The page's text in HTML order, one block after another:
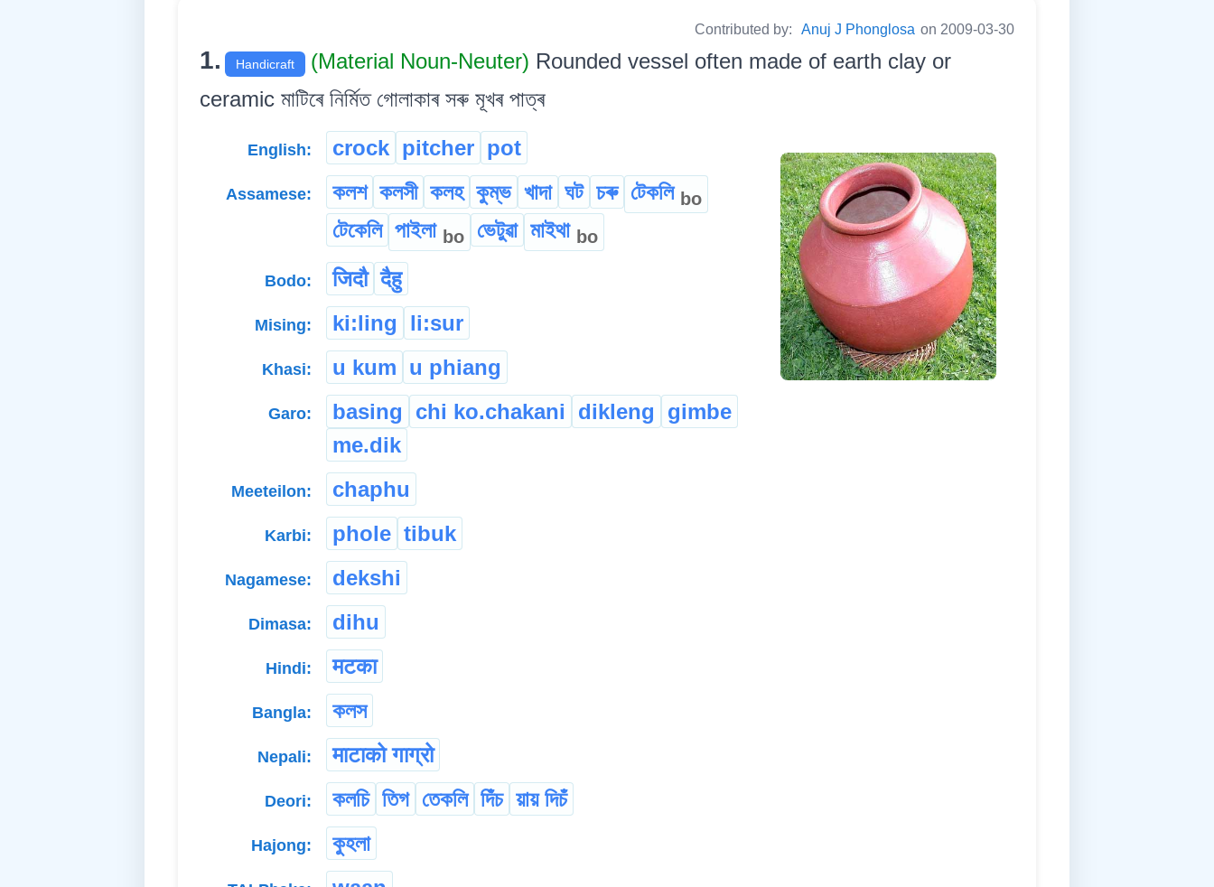
Contributed by: Anuj J Phonglosa on 2009-03-30
1. Handicraft (Material Noun-Neuter) Rounded vessel often made of earth clay or
ceramic মাটিৰে নিৰ্মিত গোলাকাৰ সৰু মূখৰ পাত্ৰ
English: crock pitcher pot
Assamese: কলশ কলসী কলহ কুম্ভ খাদা ঘট চৰু টেকলি bo
টেকেলি পাইলা bo ভেটুৱা মাইথা bo
Bodo: जिदौ दैहु
Mising: ki:ling li:sur
Khasi: u kum u phiang
Garo: basing chi ko.chakani dikleng
gimbe
me.dik
Meeteilon: chaphu
Karbi: phole tibuk
Nagamese: dekshi
Dimasa: dihu
Hindi: मटका
Bangla: কলস
Nepali: माटाको गाग्रो
Deori: কলচি তিগ তেকলি দিঁচ য়ায় দিচঁ
Hajong: কুহলা